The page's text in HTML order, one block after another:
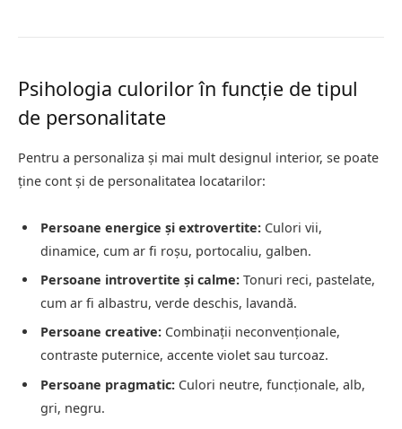
Psihologia culorilor în funcție de tipul
de personalitate
Pentru a personaliza și mai mult designul interior, se poate
ține cont și de personalitatea locatarilor:
Persoane energice și extrovertite: Culori vii,
dinamice, cum ar fi roșu, portocaliu, galben.
Persoane introvertite și calme: Tonuri reci, pastelate,
cum ar fi albastru, verde deschis, lavandă.
Persoane creative: Combinații neconvenționale,
contraste puternice, accente violet sau turcoaz.
Persoane pragmatic: Culori neutre, funcționale, alb,
gri, negru.